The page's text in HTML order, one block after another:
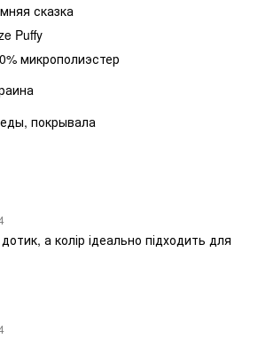
сказка
Puffy
микрополиэстер
покрывала
а колір ідеально підходить для